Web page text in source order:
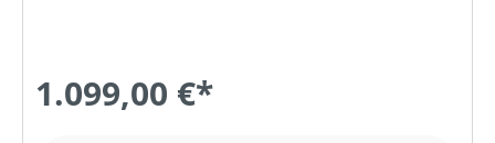
1.099,00 €*